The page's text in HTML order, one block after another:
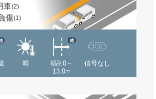
車(2)
傷(1)
晴
幅9.0～
13.0m
他
信号なし